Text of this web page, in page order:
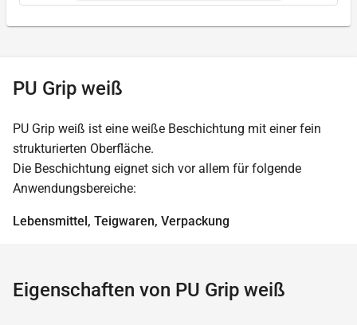
PU Grip weiß
PU Grip weiß ist eine weiße Beschichtung mit einer fein
strukturierten Oberfläche.
Die Beschichtung eignet sich vor allem für folgende
Anwendungsbereiche:
Lebensmittel, Teigwaren, Verpackung
Eigenschaften von PU Grip weiß